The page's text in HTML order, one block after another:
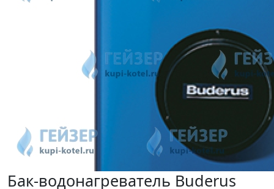
Бак-водонагреватель Buderus